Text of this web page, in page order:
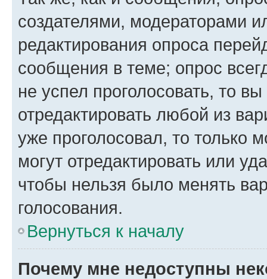
создателями, модераторами
редактирования опроса
сообщения в теме; опрос
не успел проголосовать, то
отредактировать любой из
уже проголосовал, то только
могут отредактировать или
чтобы нельзя было менять
голосования.
Вернуться к началу
Почему мне недоступны